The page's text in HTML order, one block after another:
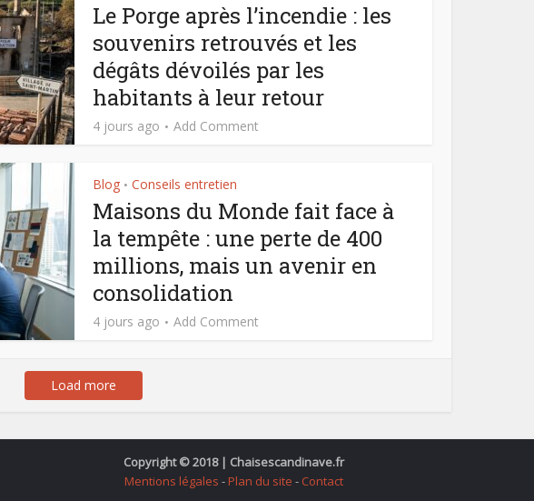
Le Porge après l’incendie : les
souvenirs retrouvés et les
dégâts dévoilés par les
habitants à leur retour
4 jours ago Add Comment
Blog • Conseils entretien
Maisons du Monde fait face à
la tempête : une perte de 400
millions, mais un avenir en
consolidation
4 jours ago Add Comment
Load more
Copyright © 2018 | Chaisescandinave.fr
Mentions légales - Plan du site - Contact